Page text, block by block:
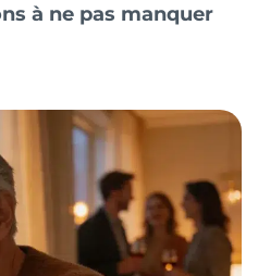
à ne pas manquer